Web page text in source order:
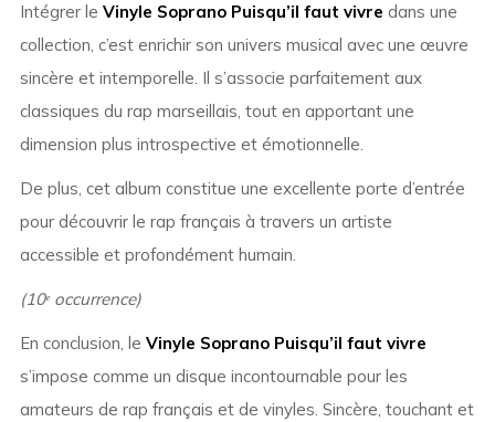
Intégrer le Vinyle Soprano Puisqu’il faut vivre dans une
collection, c’est enrichir son univers musical avec une œuvre
sincère et intemporelle. Il s’associe parfaitement aux
classiques du rap marseillais, tout en apportant une
dimension plus introspective et émotionnelle.
De plus, cet album constitue une excellente porte d’entrée
pour découvrir le rap français à travers un artiste
accessible et profondément humain.
(10ᵉ occurrence)
En conclusion, le Vinyle Soprano Puisqu’il faut vivre
s’impose comme un disque incontournable pour les
amateurs de rap français et de vinyles. Sincère, touchant et